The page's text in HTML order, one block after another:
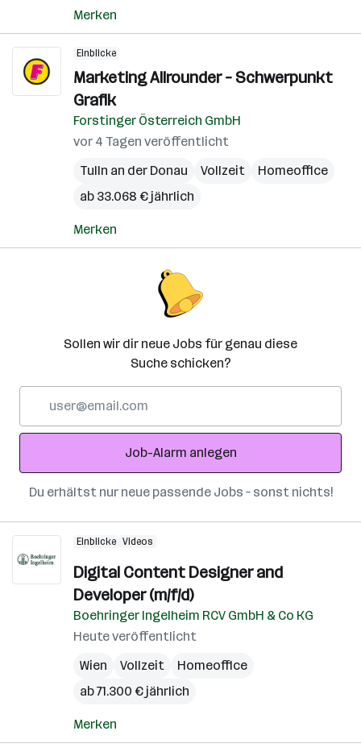
Merken
Einblicke
Marketing Allrounder – Schwerpunkt
Grafik
Forstinger Österreich GmbH
vor 4 Tagen veröffentlicht
Tulln an der Donau
Vollzeit
Homeoffice
ab 33.068 € jährlich
Merken
Sollen wir dir neue Jobs für genau diese
Suche schicken?
Adresse
Job-Alarm anlegen
Du erhältst nur neue passende Jobs – sonst nichts!
Einblicke Videos
Digital Content Designer and
Developer (m/f/d)
Boehringer Ingelheim RCV GmbH & Co KG
Heute veröffentlicht
Wien
Vollzeit
Homeoffice
ab 71.300 € jährlich
Merken